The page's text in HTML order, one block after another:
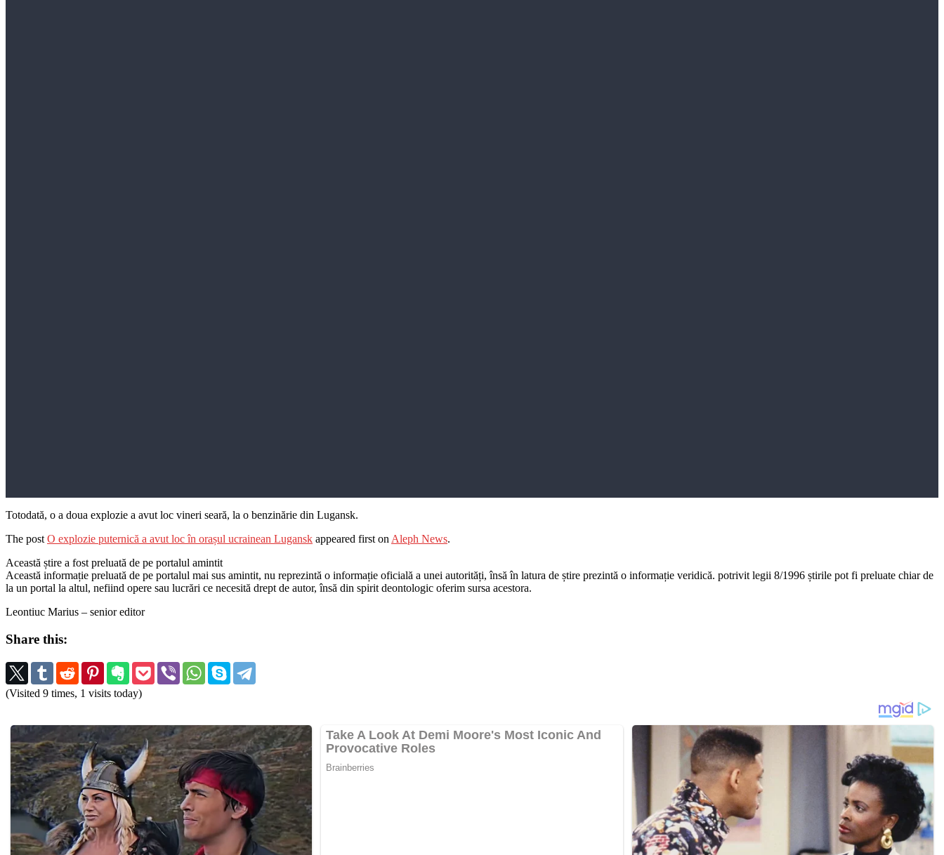
Totodată, o a doua explozie a avut loc vineri seară, la o benzinărie din Lugansk.
The post O explozie puternică a avut loc în orașul ucrainean Lugansk appeared first on Aleph News.
Această știre a fost preluată de pe portalul amintit
Această informație preluată de pe portalul mai sus amintit, nu reprezintă o informație oficială a unei autorități, însă în latura de știre prezintă o informație veridică. potrivit legii 8/1996 știrile pot fi preluate chiar de
la un portal la altul, nefiind opere sau lucrări ce necesită drept de autor, însă din spirit deontologic oferim sursa acestora.
Leontiuc Marius – senior editor
Share this:
(Visited 9 times, 1 visits today)